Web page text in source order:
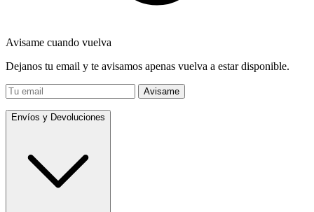
Avisame cuando vuelva
Dejanos tu email y te avisamos apenas vuelva a estar disponible.
Avisame
Envíos y Devoluciones